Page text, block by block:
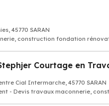
45770 SARAN
construction fondation
Cial Intermarche, 45770 SARAN
- Devis travaux maconnerie,